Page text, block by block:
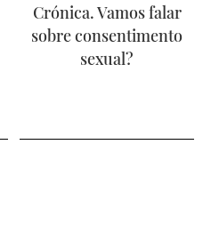
Crónica. Vamos falar
sobre consentimento
sexual?